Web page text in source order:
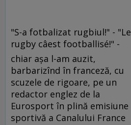
"S-a fotbalizat rugbiul!" - "Le
rugby câest footballisé!" -
chiar aşa l-am auzit,
barbarizînd în franceză, cu
scuzele de rigoare, pe un
redactor englez de la
Eurosport în plină emisiune
sportivă a Canalului France